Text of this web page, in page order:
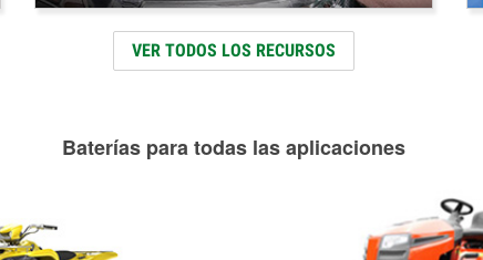
VER TODOS LOS RECURSOS
Baterías para todas las aplicaciones